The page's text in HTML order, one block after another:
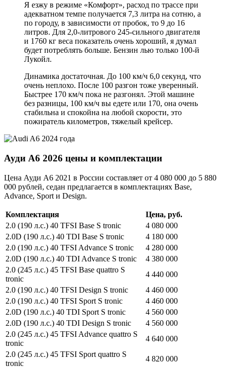
Я езжу в режиме «Комфорт», расход по трассе при
адекватном темпе получается 7,3 литра на сотню, а
по городу, в зависимости от пробок, то 9 до 16
литров. Для 2,0-литрового 245-сильного двигателя
и 1760 кг веса показатель очень хороший, я думал
будет потреблять больше. Бензин лью только 100-й
Лукойл.
Динамика достаточная. До 100 км/ч 6,0 секунд, что
очень неплохо. После 100 разгон тоже уверенный.
Быстрее 170 км/ч пока не разгонял. Этой машине
без разницы, 100 км/ч вы едете или 170, она очень
стабильна и спокойна на любой скорости, это
пожиратель километров, тяжелый крейсер.
Ауди А6 2026 цены и комплектации
Цена Ауди А6 2021 в России составляет от 4 080 000 до 5 880
000 рублей, седан предлагается в комплектациях Base,
Advance, Sport и Design.
Комплектация
Цена, руб.
2.0 (190 л.с.) 40 TFSI Base S tronic
4 080 000
2.0D (190 л.с.) 40 TDI Base S tronic
4 180 000
2.0 (190 л.с.) 40 TFSI Advance S tronic
4 280 000
2.0D (190 л.с.) 40 TDI Advance S tronic
4 380 000
2.0 (245 л.с.) 45 TFSI Base quattro S
tronic
4 440 000
2.0 (190 л.с.) 40 TFSI Design S tronic
4 460 000
2.0 (190 л.с.) 40 TFSI Sport S tronic
4 460 000
2.0D (190 л.с.) 40 TDI Sport S tronic
4 560 000
2.0D (190 л.с.) 40 TDI Design S tronic
4 560 000
2.0 (245 л.с.) 45 TFSI Advance quattro S
tronic
4 640 000
2.0 (245 л.с.) 45 TFSI Sport quattro S
tronic
4 820 000